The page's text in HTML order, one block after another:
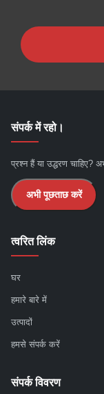
संपर्क में रहो।
प्रश्न हैं या उद्धरण चाहिए?
अभी पूछताछ करें
त्वरित लिंक
घर
हमारे बारे में
उत्पादों
हमसे संपर्क करें
संपर्क विवरण